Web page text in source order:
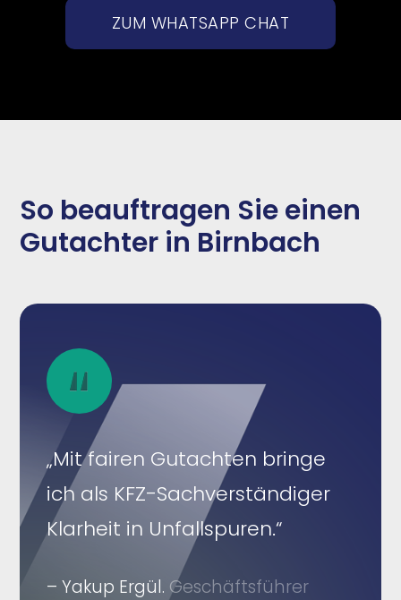
ZUM WHATSAPP CHAT
So beauftragen Sie einen
Gutachter in Birnbach
„Mit fairen Gutachten bringe
ich als KFZ-Sachverständiger
Klarheit in Unfallspuren.“
– Yakup Ergül. Geschäftsführer